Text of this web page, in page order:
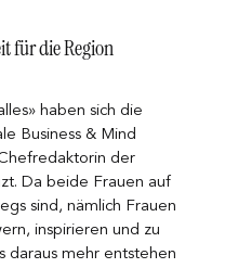
für die Region
haben sich die
Business & Mind
der
Da beide Frauen auf
sind, nämlich Frauen
inspirieren und zu
daraus mehr entstehen